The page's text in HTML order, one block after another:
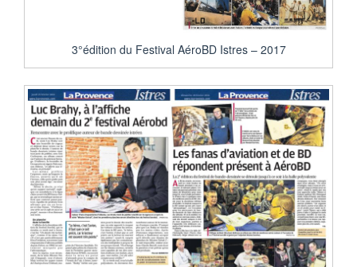
3°édition du Festival AéroBD Istres – 2017